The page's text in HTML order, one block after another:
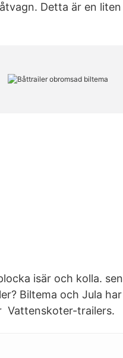
Detta är en liten
isär och kolla. sen
Biltema och Jula har
Vattenskoter-trailers.